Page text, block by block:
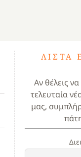
ΛΊΣΤΑ
Αν θέλεις
τελευταία
μας,